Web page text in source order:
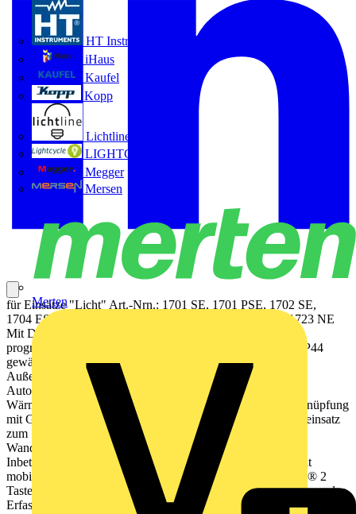
HT Instruments GmbH
iHaus
Kaufel
Kopp
Lichtline
LIGHTCYCLE
Megger
Mersen
Merten
für Einsätze "Licht" Art.-Nrn.: 1701 SE, 1701 PSE, 1702 SE,
1704 ESE, 1710 DE, 1711 DE, 1712 DE, 1713 DSTE, 1723 NE
Mit Dichtungsset Art.-Nr.: AS CD 50 DS und
programmspezifischen "IP44-Rahmen" ist der Schutzgrad IP44
gewährleistet. IP44-Installation in Innenräumen und im
Außenbereich zulässig Bestimmungsgemäßer Gebrauch
Automatisches Schalten von Beleuchtung, abhängig von
Wärmebewegung und Umgebungshelligkeit Drahtlose Verknüpfung
mit Geräten des JUNG HOME Systems Betrieb mit Systemeinsatz
zum Schalten oder Dimmen oder Nebenstelle 3-Draht
Wandmontage auf Systemeinsatz Produkteigenschaften
Inbetriebnahme und Bedienung über JUNG HOME App mit
mobilem Endgerät (Smartphone oder Tablet) über Bluetooth® 2
Tasten für Dauer-EIN/AUS oder Automatikbetrieb Erweiterung des
Erfassungsbereiches durch Kombination mehrerer JUNG HOME